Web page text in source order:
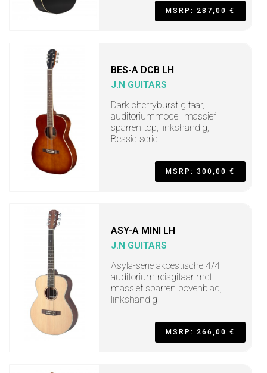
MSRP: 287,00 €
BES-A DCB LH
J.N GUITARS
Dark cherryburst gitaar,
auditoriummodel. massief
sparren top, linkshandig,
Bessie-serie
MSRP: 300,00 €
ASY-A MINI LH
J.N GUITARS
Asyla-serie akoestische 4/4
auditorium reisgitaar met
massief sparren bovenblad;
linkshandig
MSRP: 266,00 €